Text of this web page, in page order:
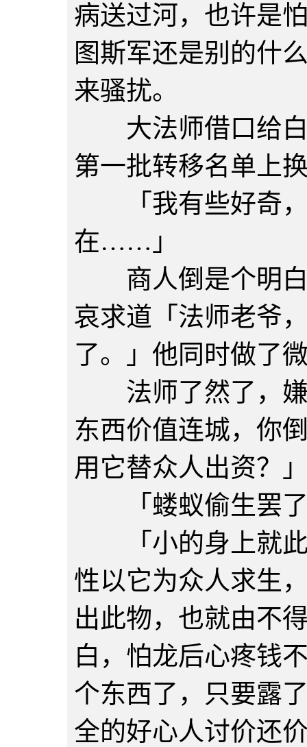
病送过河，也许是
图斯军还是别的什
来骚扰。
大法师借口给白
第一批转移名单上
「我有些好奇，
在……」
商人倒是个明白
哀求道「法师老爷
了。」他同时做了
法师了然了，嫌
东西价值连城，你
用它替众人出资？
「蝼蚁偷生罢了
「小的身上就此
性以它为众人求生
出此物，也就由不
白，怕龙后心疼钱
个东西了，只要露
全的好心人讨价还